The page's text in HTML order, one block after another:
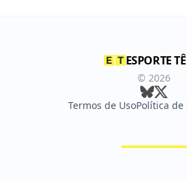
ESPORTE
© 2026
Termos de UsoPolítica de